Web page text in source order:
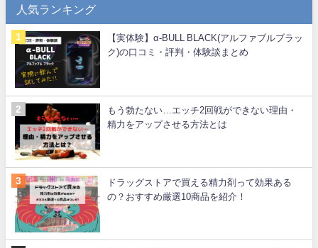
人気ランキング
【実体験】α-BULL BLACK(アルファブルブラッ
ク)の口コミ・評判・体験談まとめ
もう勃たない…エッチ2回戦ができない理由・
精力をアップさせる方法とは
ドラッグストアで買える精力剤って効果ある
の？おすすめ厳選10商品を紹介！